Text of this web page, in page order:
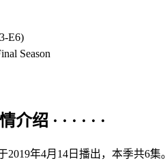
E6)
Season
绍 · · · · · ·
年4月14日播出，本季共6集。